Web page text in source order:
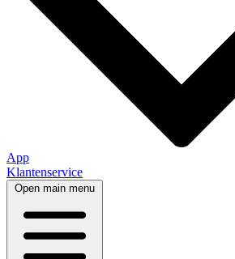
App
Klantenservice
Open main menu